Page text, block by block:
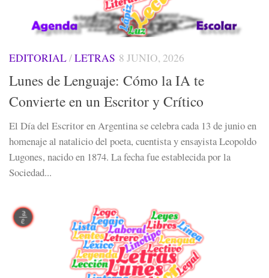
EDITORIAL/LETRAS 8 JUNIO, 2026
Lunes de Lenguaje: Cómo la IA te
Convierte en un Escritor y Crítico
El Día del Escritor en Argentina se celebra cada 13 de junio en
homenaje al natalicio del poeta, cuentista y ensayista Leopoldo
Lugones, nacido en 1874. La fecha fue establecida por la
Sociedad...